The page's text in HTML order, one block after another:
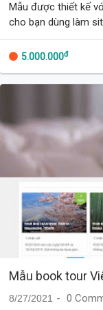
Mẫu được thiết kế
cho bạn dùng làm
cho thuê bất động
5.000.000đ
Mẫu book tour
8/27/2021 0